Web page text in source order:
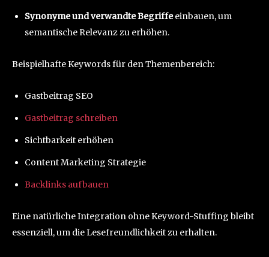
Synonyme und verwandte Begriffeeinbauen, um
semantische Relevanz zu erhöhen.
Beispielhafte Keywords für den Themenbereich:
Gastbeitrag SEO
Gastbeitrag schreiben
Sichtbarkeit erhöhen
Content Marketing Strategie
Backlinks aufbauen
Eine natürliche Integration ohne Keyword-Stuffing bleibt
essenziell, um die Lesefreundlichkeit zu erhalten.